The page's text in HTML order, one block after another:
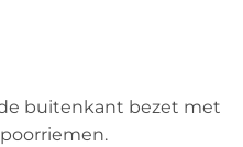
buitenkant bezet met